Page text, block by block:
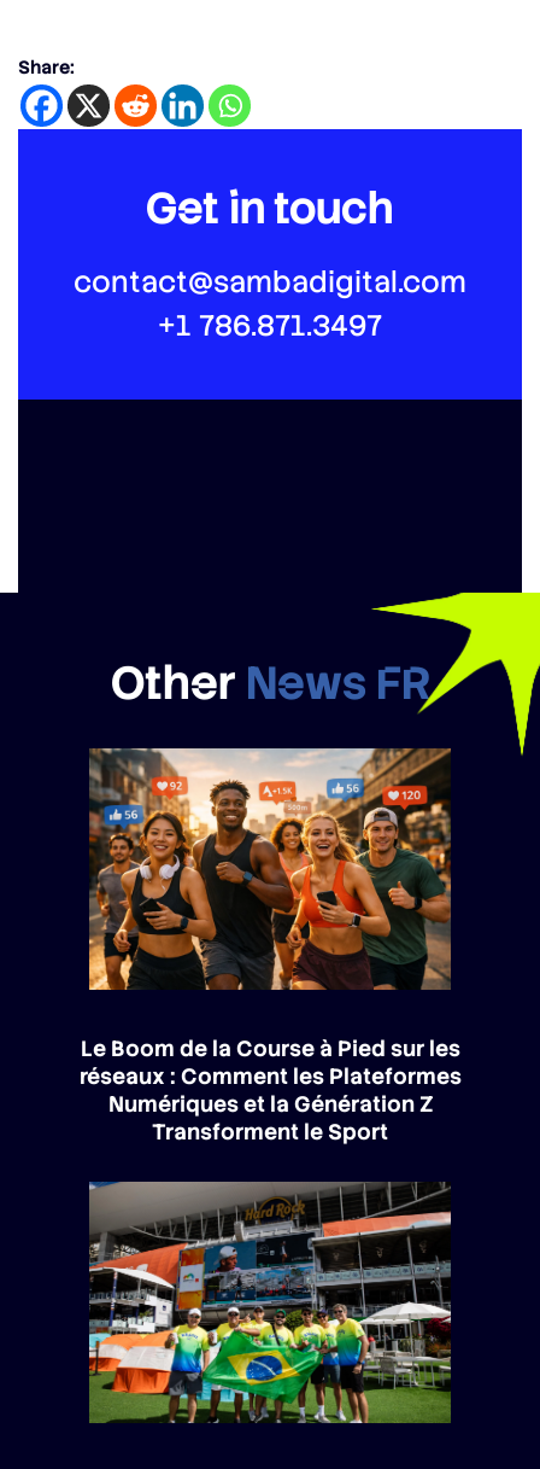
Share:
Get in touch
contact@sambadigital.com
+1 786.871.3497
Other News FR
Le Boom de la Course à Pied sur les
réseaux : Comment les Plateformes
Numériques et la Génération Z
Transforment le Sport